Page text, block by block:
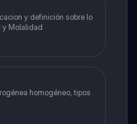
y definición sobre lo
y Molalidad
homogéneo, tipos